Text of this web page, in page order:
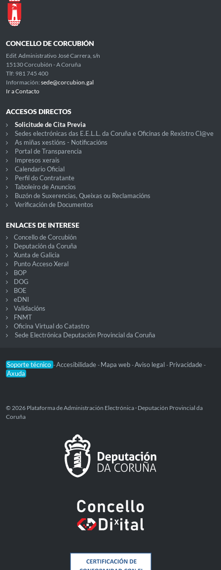
CONCELLO DE CORCUBIÓN
Edif. Administrativo José Carrera, s/n
15130 Corcubión - A Coruña
Tlf: 981 745 400
Información: sede@corcubion.gal
Ir a Contacto
ACCESOS DIRECTOS
Solicitude de Cita Previa
Sedes electrónicas das E.E.L.L. da Coruña e Oficinas de Rexistro Cl@ve
As miñas xestións - Notificacións
Portal de Transparencia
Impresos xerais
Calendario Oficial
Perfil do Contratante
Taboleiro de Anuncios
Buzón de Suxerencias, Queixas ou Reclamacións
Verificación de Documentos
ENLACES DE INTERESE
Concello de Corcubión
Deputación da Coruña
Xunta de Galicia
Punto Acceso Xeral
BOP
DOG
BOE
eDNI
Validacións
FNMT
Oficina Virtual do Catastro
Sede Electrónica Deputación Provincial da Coruña
Soporte técnico -Accesibilidade - Mapa web -Aviso legal - Privacidade -
Axuda
© 2026 Plataforma de Administración Electrónica · Deputación Provincial da
Coruña